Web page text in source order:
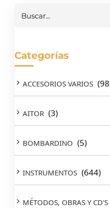
Categorías
ACCESORIOS VARIOS
AITOR (3)
BOMBARDINO (5)
INSTRUMENTOS (644)
MÉTODOS, OBRAS Y CD'S